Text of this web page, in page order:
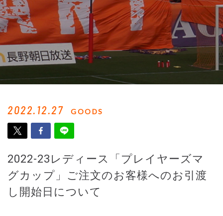
2022.12.27 GOODS
2022-23レディース「プレイヤーズマ
グカップ」ご注文のお客様へのお引渡
し開始日について